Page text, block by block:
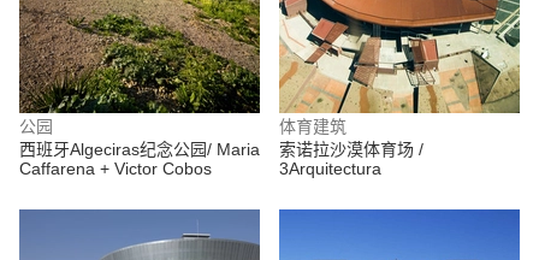
公园
西班牙Algeciras纪念公园/ Maria
Caffarena + Victor Cobos
体育建筑
索诺拉沙漠体育场 /
3Arquitectura